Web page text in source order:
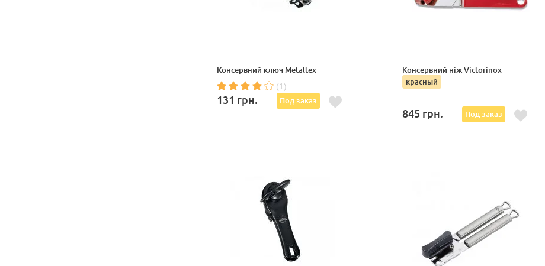
Консервний ключ Metaltex
(1)
131 грн. Под заказ
Консервний ніж Victorinox
красный
845 грн. Под заказ